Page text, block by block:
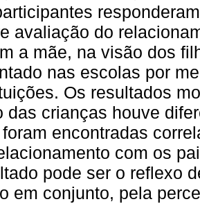
avaliação do
a mãe, na visão dos
nas escolas por
Os resultados
das crianças houve
foram encontradas
com os
pode ser o reflexo
em conjunto, pela